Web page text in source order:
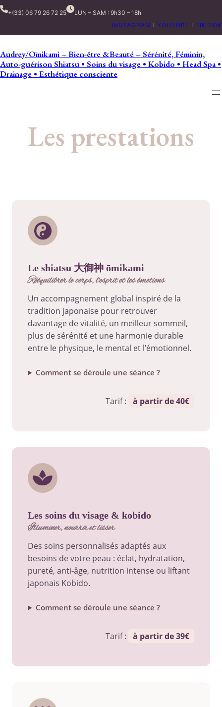
+(33) 06 79 26 72 25
LUN – SAM : 9h30 – 18h
INSTAGRAM I YOUTUBE I TIK TOK
Audrey/Ōmikami – Bien-être &Beauté – Sérénité, Féminin,
Auto-guérison Shiatsu • Soins du visage • Kobido • Head Spa •
Drainage • Esthétique consciente
Les prestations
le shiatsu 大御神 ōmikami
rééquilibrer le corps, l’esprit et les émotions
Un accompagnement global inspiré de la
tradition japonaise pour retrouver
davantage de vitalité, un meilleur sommeil,
plus de sérénité et une harmonie durable
entre le physique, le mental et l’émotionnel.
Comment se déroule une séance ?
Tarif : à partir de 40€
les soins du visage & kobido
illuminer, nourrir et lisser
Des soins personnalisés adaptés aux
besoins de votre peau : éclat, hydratation,
pureté, anti-âge, nutrition intense ou liftant
japonais Kobido.
Comment se déroule une séance ?
Tarif : à partir de 39€